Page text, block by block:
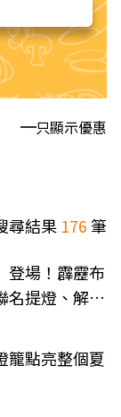
只顯示優惠
尋結果 176筆
登場！霹靂布
名提燈、解謎
籠點亮整個夏